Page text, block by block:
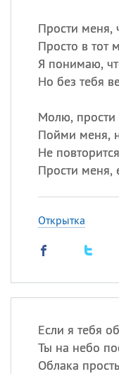
Прости меня,
Просто в тот
Я понимаю,
Но без тебя
Молю, прости
Пойми меня,
Не
Прости меня,
Открытка
Если я тебя
Ты на небо
Облака